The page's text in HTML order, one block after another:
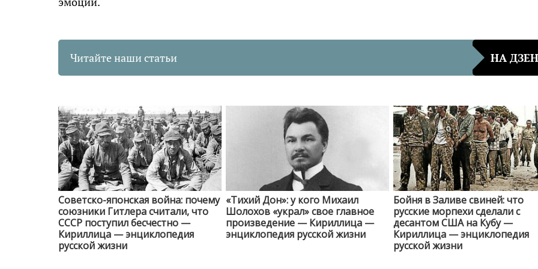
Читайте наши статьи НА ДЗЕН
Советско-японская война: почему
союзники Гитлера считали, что
СССР поступил бесчестно —
Кириллица — энциклопедия
русской жизни
«Тихий Дон»: у кого Михаил
Шолохов «украл» свое главное
произведение — Кириллица —
энциклопедия русской жизни
Бойня в Заливе свиней: что
русские морпехи сделали с
десантом США на Кубу —
Кириллица — энциклопедия
русской жизни